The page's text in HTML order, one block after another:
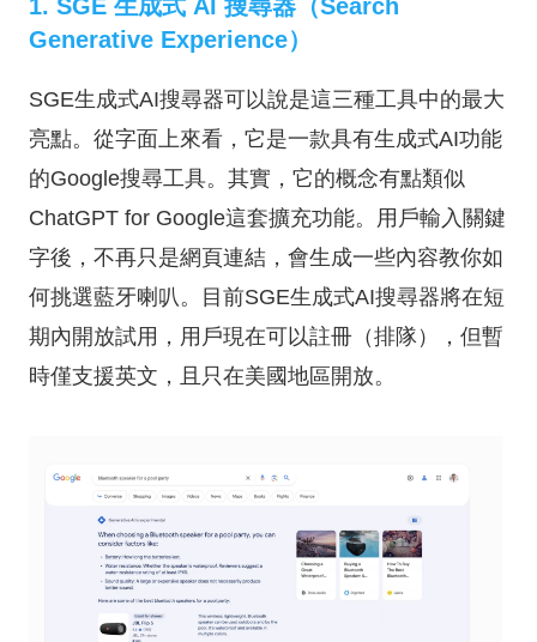
1. SGE 生成式 AI 搜尋器（Search
Generative Experience）
SGE生成式AI搜尋器可以說是這三種工具中的最大
亮點。從字面上來看，它是一款具有生成式AI功能
的Google搜尋工具。其實，它的概念有點類似
ChatGPT for Google這套擴充功能。用戶輸入關鍵
字後，不再只是網頁連結，會生成一些內容教你如
何挑選藍牙喇叭。目前SGE生成式AI搜尋器將在短
期內開放試用，用戶現在可以註冊（排隊），但暫
時僅支援英文，且只在美國地區開放。